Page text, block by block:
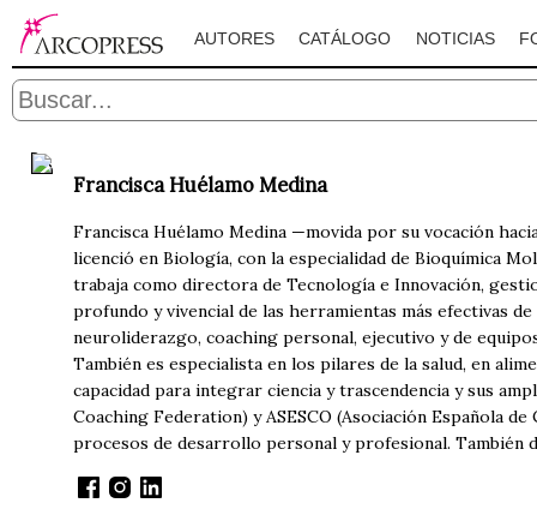
AUTORES CATÁLOGO NOTICIAS
Francisca Huélamo Medina
Francisca Huélamo Medina —movida por su vocación
licenció en Biología, con la especialidad de Bioquímica
trabaja como directora de Tecnología e Innovación,
profundo y vivencial de las herramientas más efectivas
neuroliderazgo, coaching personal, ejecutivo y de
También es especialista en los pilares de la salud, en
capacidad para integrar ciencia y trascendencia y sus
Coaching Federation) y ASESCO (Asociación Española
procesos de desarrollo personal y profesional. También